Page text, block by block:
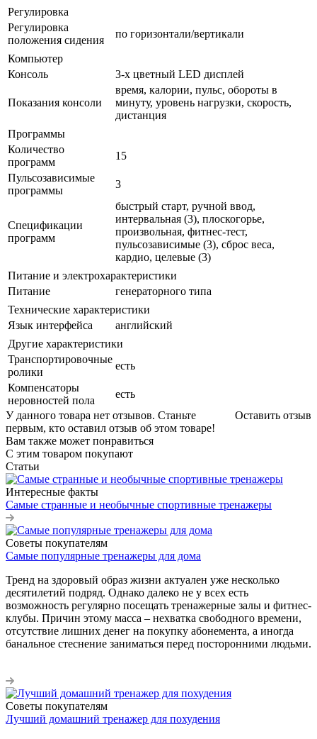
Регулировка
Регулировка
положения сидения
по горизонтали/вертикали
Компьютер
Консоль
3-х цветный LED дисплей
Показания консоли
время, калории, пульс, обороты в
минуту, уровень нагрузки, скорость,
дистанция
Программы
Количество
программ
15
Пульсозависимые
программы
3
Спецификации
программ
быстрый старт, ручной ввод,
интервальная (3), плоскогорье,
произвольная, фитнес-тест,
пульсозависимые (3), сброс веса,
кардио, целевые (3)
Питание и электрохарактеристики
Питание
генераторного типа
Технические характеристики
Язык интерфейса
английский
Другие характеристики
Транспортировочные
ролики
есть
Компенсаторы
неровностей пола
есть
Оставить отзыв
У данного товара нет отзывов. Станьте
первым, кто оставил отзыв об этом товаре!
Вам также может понравиться
С этим товаром покупают
Статьи
Интересные факты
Самые странные и необычные спортивные тренажеры
Советы покупателям
Самые популярные тренажеры для дома
Тренд на здоровый образ жизни актуален уже несколько
десятилетий подряд. Однако далеко не у всех есть
возможность регулярно посещать тренажерные залы и фитнес-
клубы. Причин этому масса – нехватка свободного времени,
отсутствие лишних денег на покупку абонемента, а иногда
банальное стеснение заниматься перед посторонними людьми.
Советы покупателям
Лучший домашний тренажер для похудения